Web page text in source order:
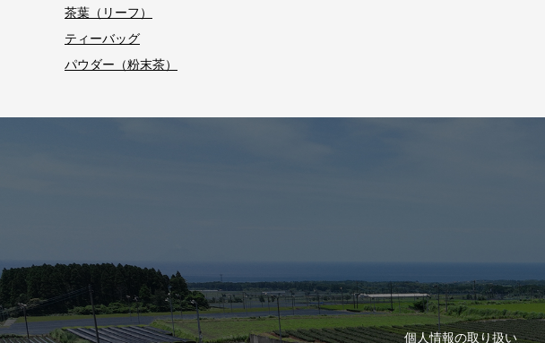
茶葉（リーフ）
ティーバッグ
パウダー（粉末茶）
個人情報の取り扱い